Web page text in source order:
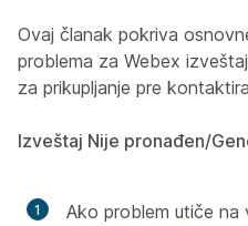
Ovaj članak pokriva
problema za Webex
za prikupljanje pre
Izveštaj Nije pronađen/
Ako problem utiče na